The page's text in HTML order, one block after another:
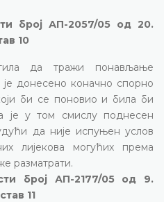
број АП-2057/05 од 20.
10
да тражи понављање
је донесено коначно спорно
би се поновио и била би
је у том смислу поднесен
да није испуњен услов
лијекова могућих према
разматрати.
број АП-2177/05 од 9.
11